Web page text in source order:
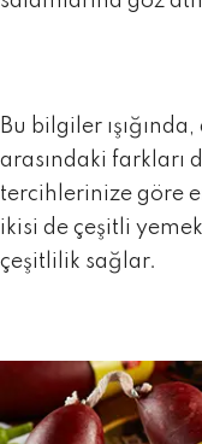
Bu bilgiler
arasındaki farkları
tercihlerinize göre
ikisi de çeşitli
çeşitlilik sağlar.